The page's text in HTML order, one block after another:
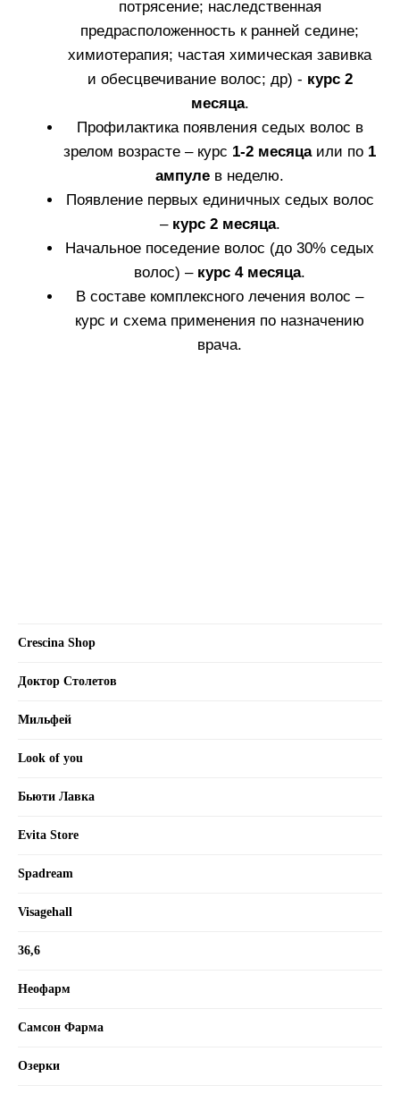
Crescina Shop
Доктор Столетов
Мильфей
Look of you
Бьюти Лавка
Evita Store
Spadream
Visagehall
36,6
Неофарм
Самсон Фарма
Озерки